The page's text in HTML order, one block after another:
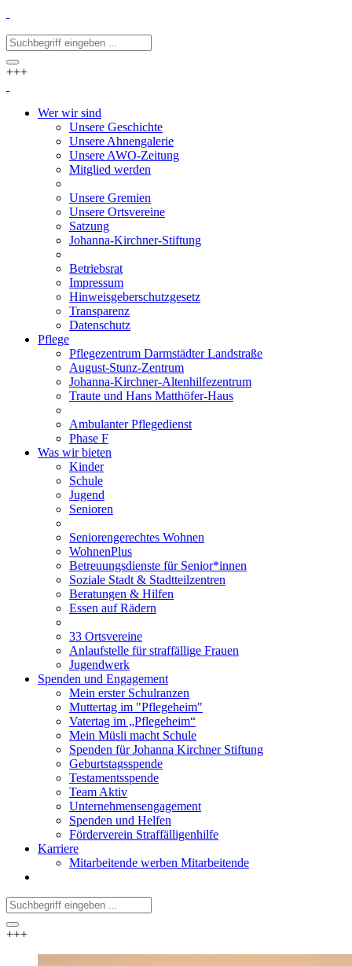
+++
Wer wir sind
Unsere Geschichte
Unsere Ahnengalerie
Unsere AWO-Zeitung
Mitglied werden
Unsere Gremien
Unsere Ortsvereine
Satzung
Johanna-Kirchner-Stiftung
Betriebsrat
Impressum
Hinweisgeberschutzgesetz
Transparenz
Datenschutz
Pflege
Pflegezentrum Darmstädter Landstraße
August-Stunz-Zentrum
Johanna-Kirchner-Altenhilfezentrum
Traute und Hans Matthöfer-Haus
Ambulanter Pflegedienst
Phase F
Was wir bieten
Kinder
Schule
Jugend
Senioren
Seniorengerechtes Wohnen
WohnenPlus
Betreuungsdienste für Senior*innen
Soziale Stadt & Stadtteilzentren
Beratungen & Hilfen
Essen auf Rädern
33 Ortsvereine
Anlaufstelle für straffällige Frauen
Jugendwerk
Spenden und Engagement
Mein erster Schulranzen
Muttertag im "Pflegeheim"
Vatertag im „Pflegeheim“
Mein Müsli macht Schule
Spenden für Johanna Kirchner Stiftung
Geburtstagsspende
Testamentsspende
Team Aktiv
Unternehmensengagement
Spenden und Helfen
Förderverein Straffälligenhilfe
Karriere
Mitarbeitende werben Mitarbeitende
+++